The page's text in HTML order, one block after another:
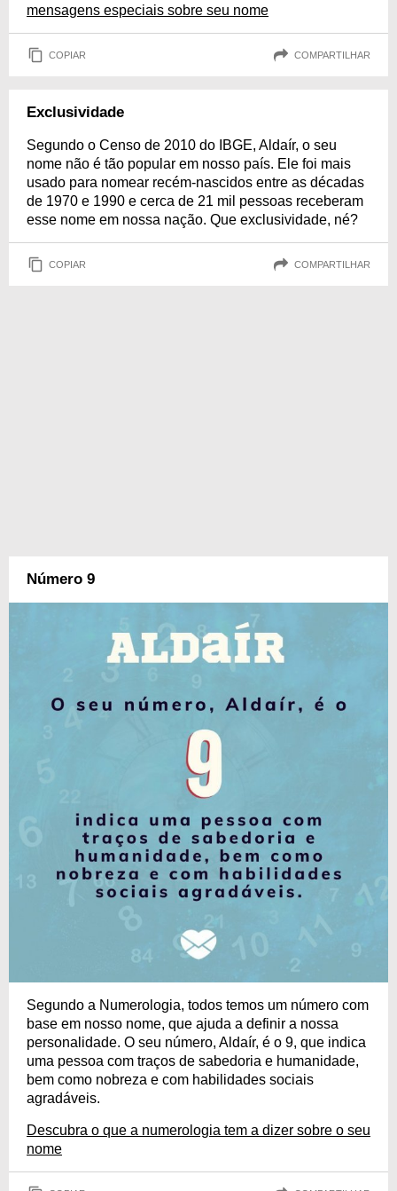
mensagens especiais sobre seu nome
COPIAR COMPARTILHAR
Exclusividade
Segundo o Censo de 2010 do IBGE, Aldaír, o seu
nome não é tão popular em nosso país. Ele foi mais
usado para nomear recém-nascidos entre as décadas
de 1970 e 1990 e cerca de 21 mil pessoas receberam
esse nome em nossa nação. Que exclusividade, né?
COPIAR COMPARTILHAR
Número 9
Segundo a Numerologia, todos temos um número com
base em nosso nome, que ajuda a definir a nossa
personalidade. O seu número, Aldaír, é o 9, que indica
uma pessoa com traços de sabedoria e humanidade,
bem como nobreza e com habilidades sociais
agradáveis.
Descubra o que a numerologia tem a dizer sobre o seu
nome